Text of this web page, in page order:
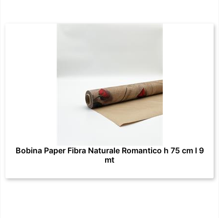
Bobina Paper Fibra Naturale Romantico h 75 cm l 9
mt